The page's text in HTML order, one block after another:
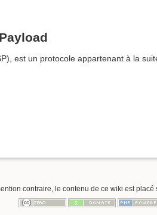
est un protocole appartenant à la
contraire, le contenu de ce wiki est